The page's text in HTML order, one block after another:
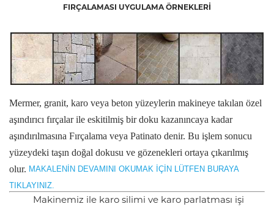
FIRÇALAMASI UYGULAMA ÖRNEKLERİ
Mermer, granit, karo veya beton yüzeylerin makineye takılan özel
aşındırıcı fırçalar ile eskitilmiş bir doku kazanıncaya kadar
aşındırılmasına Fırçalama veya Patinato denir. Bu işlem sonucu
yüzeydeki taşın doğal dokusu ve gözenekleri ortaya çıkarılmış
olur. MAKALENİN DEVAMINI OKUMAK İÇİN LÜTFEN BURAYA
TIKLAYINIZ.
Makinemiz ile karo silimi ve karo parlatması işi